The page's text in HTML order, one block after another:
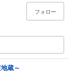
フォロー
蔵～